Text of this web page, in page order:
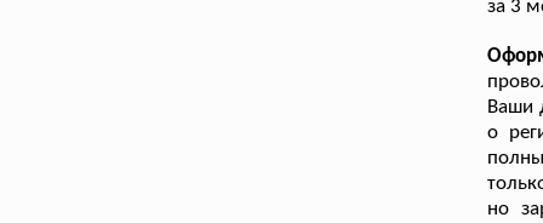
за 3
Ваши
о
но